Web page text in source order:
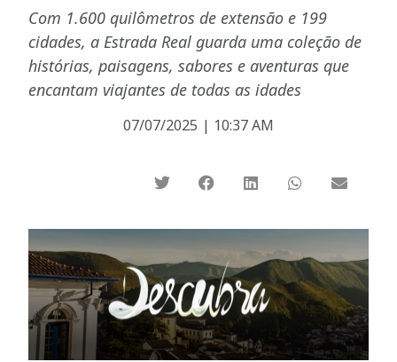
Com 1.600 quilômetros de extensão e 199
cidades, a Estrada Real guarda uma coleção de
histórias, paisagens, sabores e aventuras que
encantam viajantes de todas as idades
07/07/2025 | 10:37 AM